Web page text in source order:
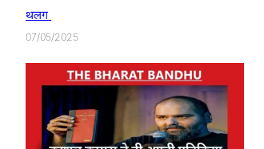
थलग
07/05/2025